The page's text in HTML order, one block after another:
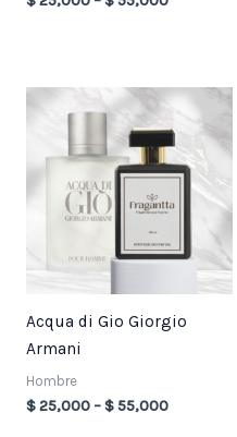
Acqua di Gio Giorgio
Armani
Hombre
$25,000 –$55,000
Price
$ 25,000
through
$ 55,000